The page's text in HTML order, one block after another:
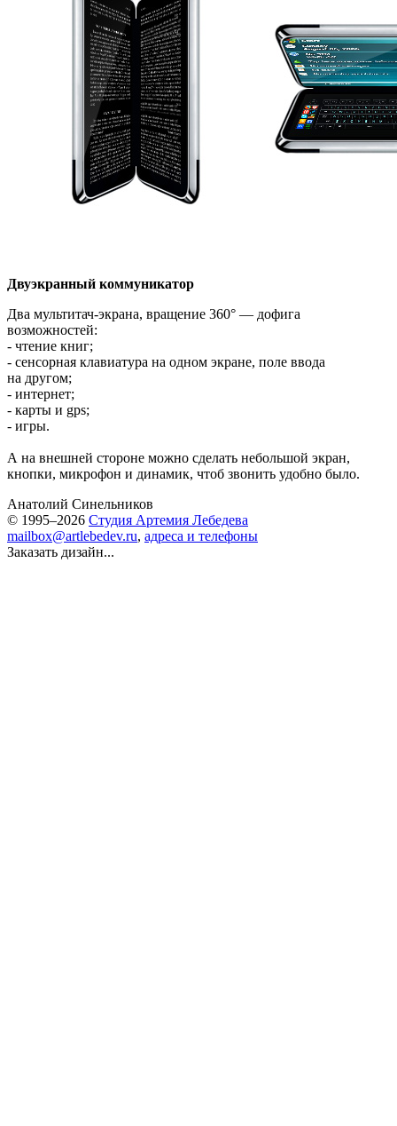
Двуэкранный коммуникатор
Два мультитач-экрана, вращение 360° — дофига
возможностей:
- чтение книг;
- сенсорная клавиатура на одном экране, поле ввода
на другом;
- интернет;
- карты и gps;
- игры.
А на внешней стороне можно сделать небольшой экран,
кнопки, микрофон и динамик, чтоб звонить удобно было.
Анатолий Синельников
© 1995–2026 Студия Артемия Лебедева
mailbox@artlebedev.ru, адреса и телефоны
Заказать дизайн...